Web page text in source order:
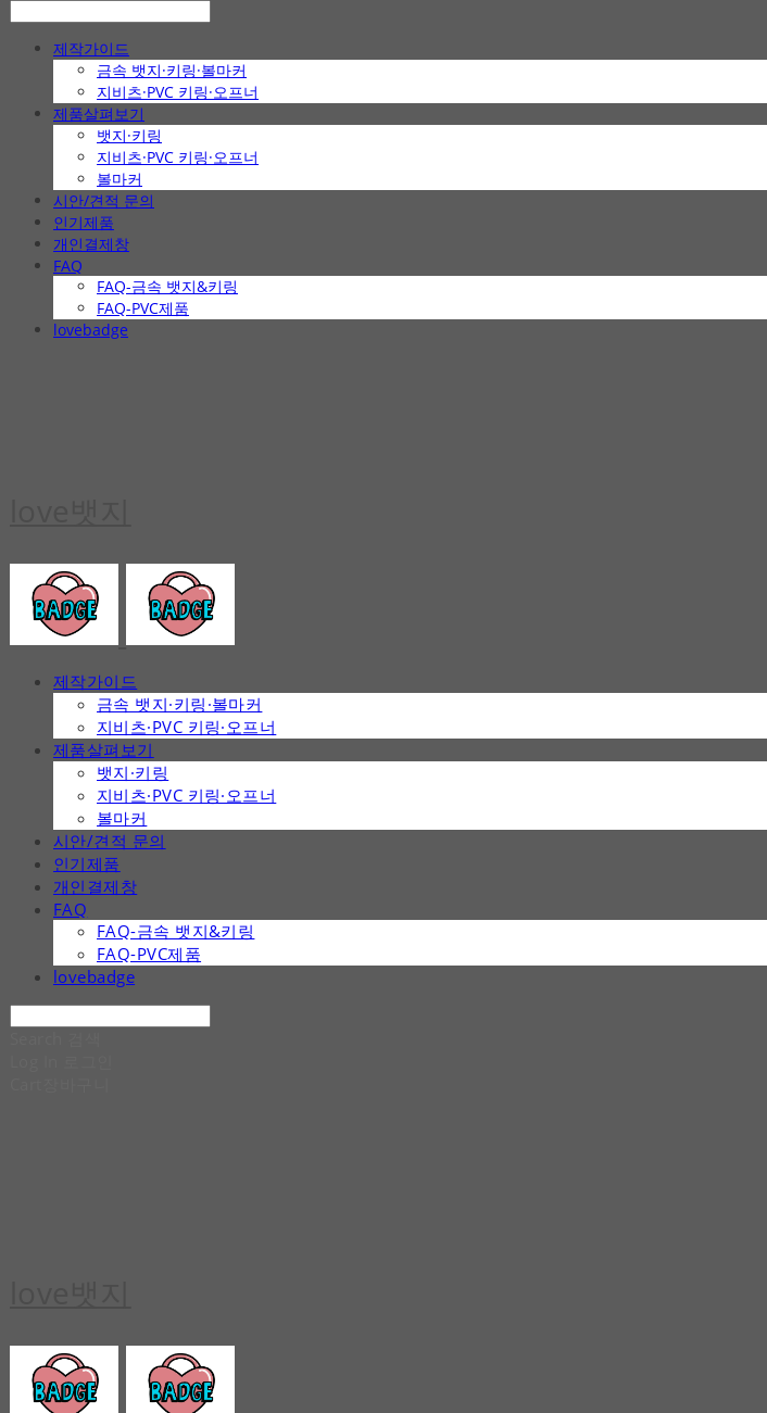
제작가이드
금속 뱃지·키링·볼마커
지비츠·PVC 키링·오프너
제품살펴보기
뱃지·키링
지비츠·PVC 키링·오프너
볼마커
시안/견적 문의
인기제품
개인결제창
FAQ
FAQ-금속 뱃지&키링
FAQ-PVC제품
lovebadge
제작가이드
금속 뱃지·키링·볼마커
지비츠·PVC 키링·오프너
제품살펴보기
뱃지·키링
지비츠·PVC 키링·오프너
볼마커
시안/견적 문의
인기제품
개인결제창
FAQ
FAQ-금속 뱃지&키링
FAQ-PVC제품
lovebadge